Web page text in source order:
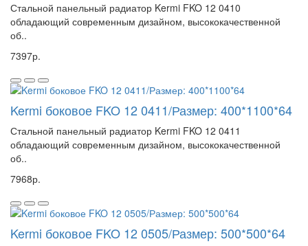
Стальной панельный радиатор Kermi FKO 12 0410
обладающий современным дизайном, высококачественной
об..
7397р.
Kermi боковое FKO 12 0411/Размер: 400*1100*64
Стальной панельный радиатор Kermi FKO 12 0411
обладающий современным дизайном, высококачественной
об..
7968р.
Kermi боковое FKO 12 0505/Размер: 500*500*64